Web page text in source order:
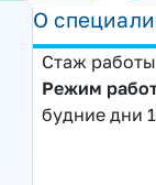
О
Стаж
Режим
будние дни